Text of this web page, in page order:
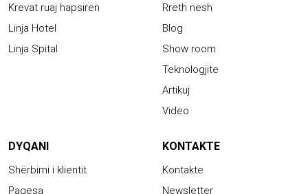
Krevat ruaj hapsiren
Linja Hotel
Linja Spital
Rreth nesh
Blog
Show room
Teknologjite
Artikuj
Video
DYQANI
Shërbimi i klientit
Pagesa
KONTAKTE
Kontakte
Newsletter